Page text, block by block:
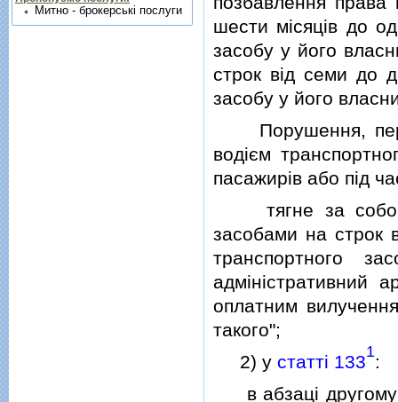
шести мiсяцiв до
засобу у його
строк вiд семи до
засобу у його
Порушення,
водiєм
пасажирiв або пiд
тягне за собою
засобами на строк
транспортного
адмiнiстративний
оплатним
такого";
2) у статтi 1331:
в абзацi другому
Митно - брокерські послуги